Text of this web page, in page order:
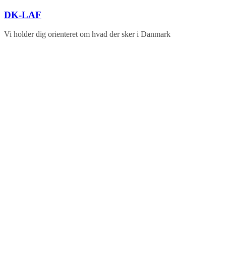
Skip
content
DK-LAF
Vi holder dig orienteret om hvad der sker i Danmark